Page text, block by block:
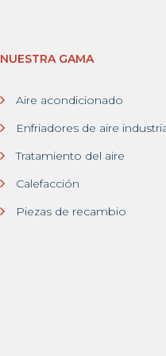
NUESTRA GAMA
Aire acondicionado
Enfriadores de aire
Tratamiento del aire
Calefacción
Piezas de recambio